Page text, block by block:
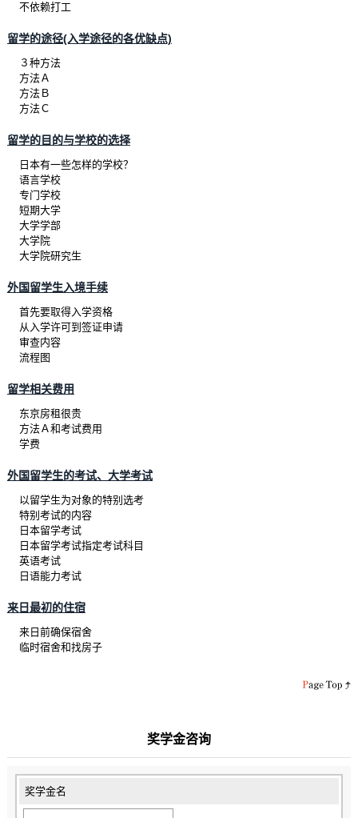
不依赖打工
留学的途径(入学途径的各优缺点)
３种方法
方法Ａ
方法Ｂ
方法Ｃ
留学的目的与学校的选择
日本有一些怎样的学校？
语言学校
专门学校
短期大学
大学学部
大学院
大学院研究生
外国留学生入境手续
首先要取得入学资格
从入学许可到签证申请
审查内容
流程图
留学相关费用
东京房租很贵
方法Ａ和考试费用
学费
外国留学生的考试、大学考试
以留学生为对象的特别选考
特别考试的内容
日本留学考试
日本留学考试指定考试科目
英语考试
日语能力考试
来日最初的住宿
来日前确保宿舍
临时宿舍和找房子
奖学金咨询
奖学金名